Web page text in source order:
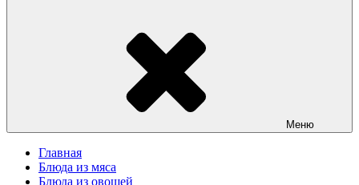
Меню
Главная
Блюда из мяса
Блюда из овощей